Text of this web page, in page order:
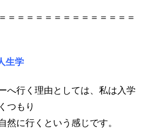
＝＝＝＝＝＝＝＝＝＝＝＝＝＝
生学
へ行く理由としては、私は入学
つもり
然に行くという感じです。